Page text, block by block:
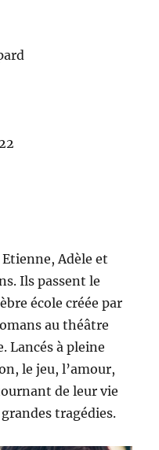
Adèle et
Ils passent le
école créée par
au théâtre
Lancés à pleine
le jeu, l’amour,
de leur vie
tragédies.